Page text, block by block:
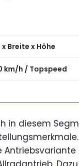
x Breite x Höhe
km/h / Topspeed
in diesem